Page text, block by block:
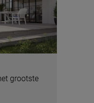
grootste